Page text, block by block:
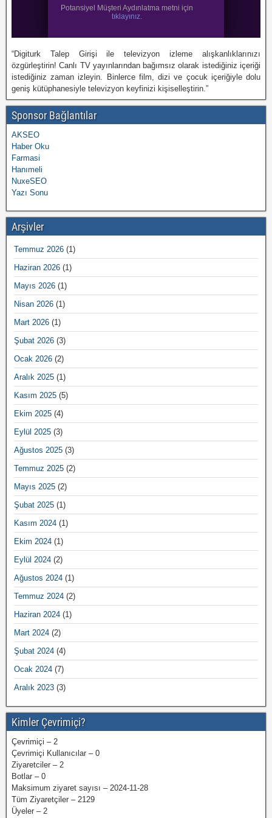
“Digiturk Talep Girişi ile televizyon izleme alışkanlıklarınızı
özgürleştirin! Canlı TV yayınlarından bağımsız olarak istediğiniz içeriği
istediğiniz zaman izleyin. Binlerce film, dizi ve çocuk içeriğiyle dolu
geniş kütüphanesiyle televizyon keyfinizi kişiselleştirin.”
Sponsor Bağlantılar
AKSEO
Haber Oku
Farmasi
Hanımeli
NuxeSEO
Yazı Sonu
Arşivler
Temmuz 2026 (1)
Haziran 2026 (1)
Mayıs 2026 (1)
Nisan 2026 (1)
Mart 2026 (1)
Şubat 2026 (3)
Ocak 2026 (2)
Aralık 2025 (1)
Kasım 2025 (5)
Ekim 2025 (4)
Eylül 2025 (3)
Ağustos 2025 (3)
Temmuz 2025 (2)
Mayıs 2025 (2)
Şubat 2025 (1)
Kasım 2024 (1)
Ekim 2024 (1)
Eylül 2024 (2)
Ağustos 2024 (1)
Temmuz 2024 (2)
Haziran 2024 (1)
Mart 2024 (2)
Şubat 2024 (4)
Ocak 2024 (7)
Aralık 2023 (3)
Kimler Çevrimiçi?
Çevrimiçi – 2
Çevrimiçi Kullanıcılar – 0
Ziyaretciler – 2
Botlar – 0
Maksimum ziyaret sayısı – 2024-11-28
Tüm Ziyaretçiler – 2129
Üyeler – 2